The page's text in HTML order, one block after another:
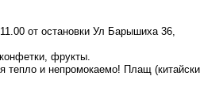
от остановки Ул Барышиха 36,
фрукты.
тепло и непромокаемо! Плащ